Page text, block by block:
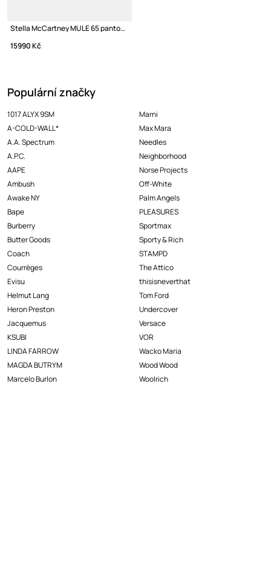
Stella McCartney MULE 65 pantofle na jehlovém podpatku dámské
15990 Kč
Populární značky
1017 ALYX 9SM
A-COLD-WALL*
A.A. Spectrum
A.P.C.
AAPE
Ambush
Awake NY
Bape
Burberry
Butter Goods
Coach
Courrèges
Evisu
Helmut Lang
Heron Preston
Jacquemus
KSUBI
LINDA FARROW
MAGDA BUTRYM
Marcelo Burlon
Marni
Max Mara
Needles
Neighborhood
Norse Projects
Off-White
Palm Angels
PLEASURES
Sportmax
Sporty & Rich
STAMPD
The Attico
thisisneverthat
Tom Ford
Undercover
Versace
VOR
Wacko Maria
Wood Wood
Woolrich